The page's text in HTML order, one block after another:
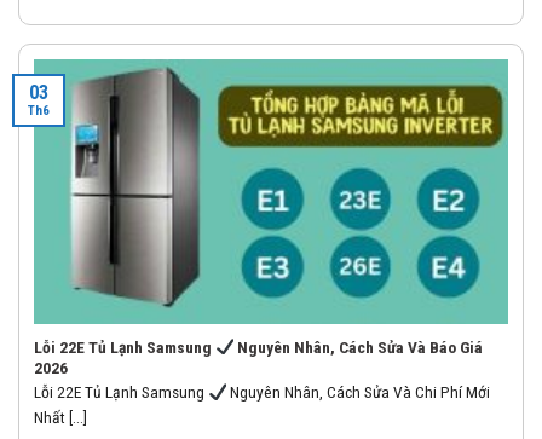
Lỗi 22E Tủ Lạnh Samsung
Nguyên Nhân, Cách Sửa Và Báo Giá
2026
Lỗi 22E Tủ Lạnh Samsung
Nguyên Nhân, Cách Sửa Và Chi Phí Mới
Nhất [...]
03
Th6